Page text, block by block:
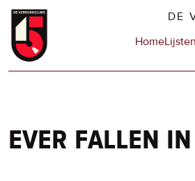
Overslaan
naar
DE
Hoofdnavigatie
HomeLijsten
ever fallen